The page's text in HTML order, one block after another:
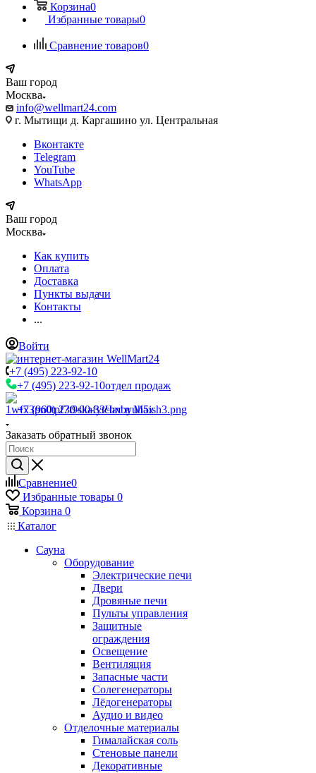
Корзина0
Избранные товары0
Сравнение товаров0
Ваш город
Москва
info@wellmart24.com
г. Мытищи д. Каргашино ул. Центральная
Вконтакте
Telegram
YouTube
WhatsApp
Ваш город
Москва
Как купить
Оплата
Доставка
Пункты выдачи
Контакты
...
Войти
+7 (495) 223-92-10
+7 (495) 223-92-10отдел продаж
+7 (960) 230-00-33Чат в Max
Заказать обратный звонок
Сравнение0
Избранные товары 0
Корзина 0
Каталог
Сауна
Оборудование
Электрические печи
Двери
Дровяные печи
Пульты управления
Защитные
ограждения
Освещение
Вентиляция
Запасные части
Солегенераторы
Лёдогенераторы
Аудио и видео
Отделочные материалы
Гималайская соль
Стеновые панели
Декоративные